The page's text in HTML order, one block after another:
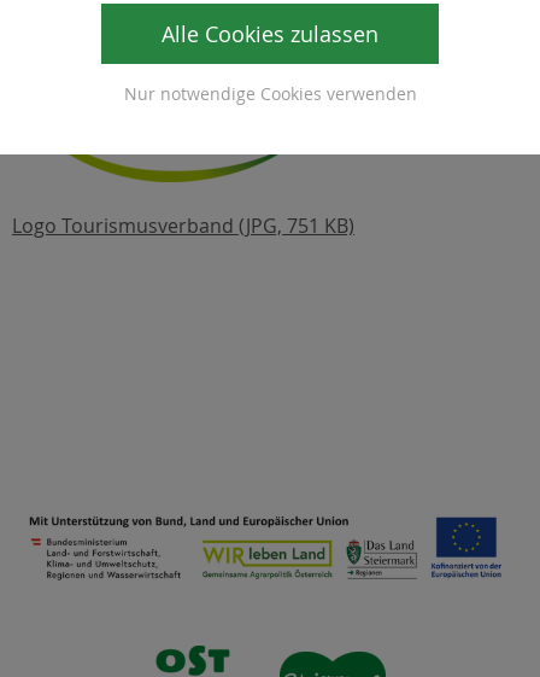
Logo des Tourismusverbandes
Logo Tourismusverband (JPG, 751 KB)
Alle Cookies zulassen
Nur notwendige Cookies verwenden